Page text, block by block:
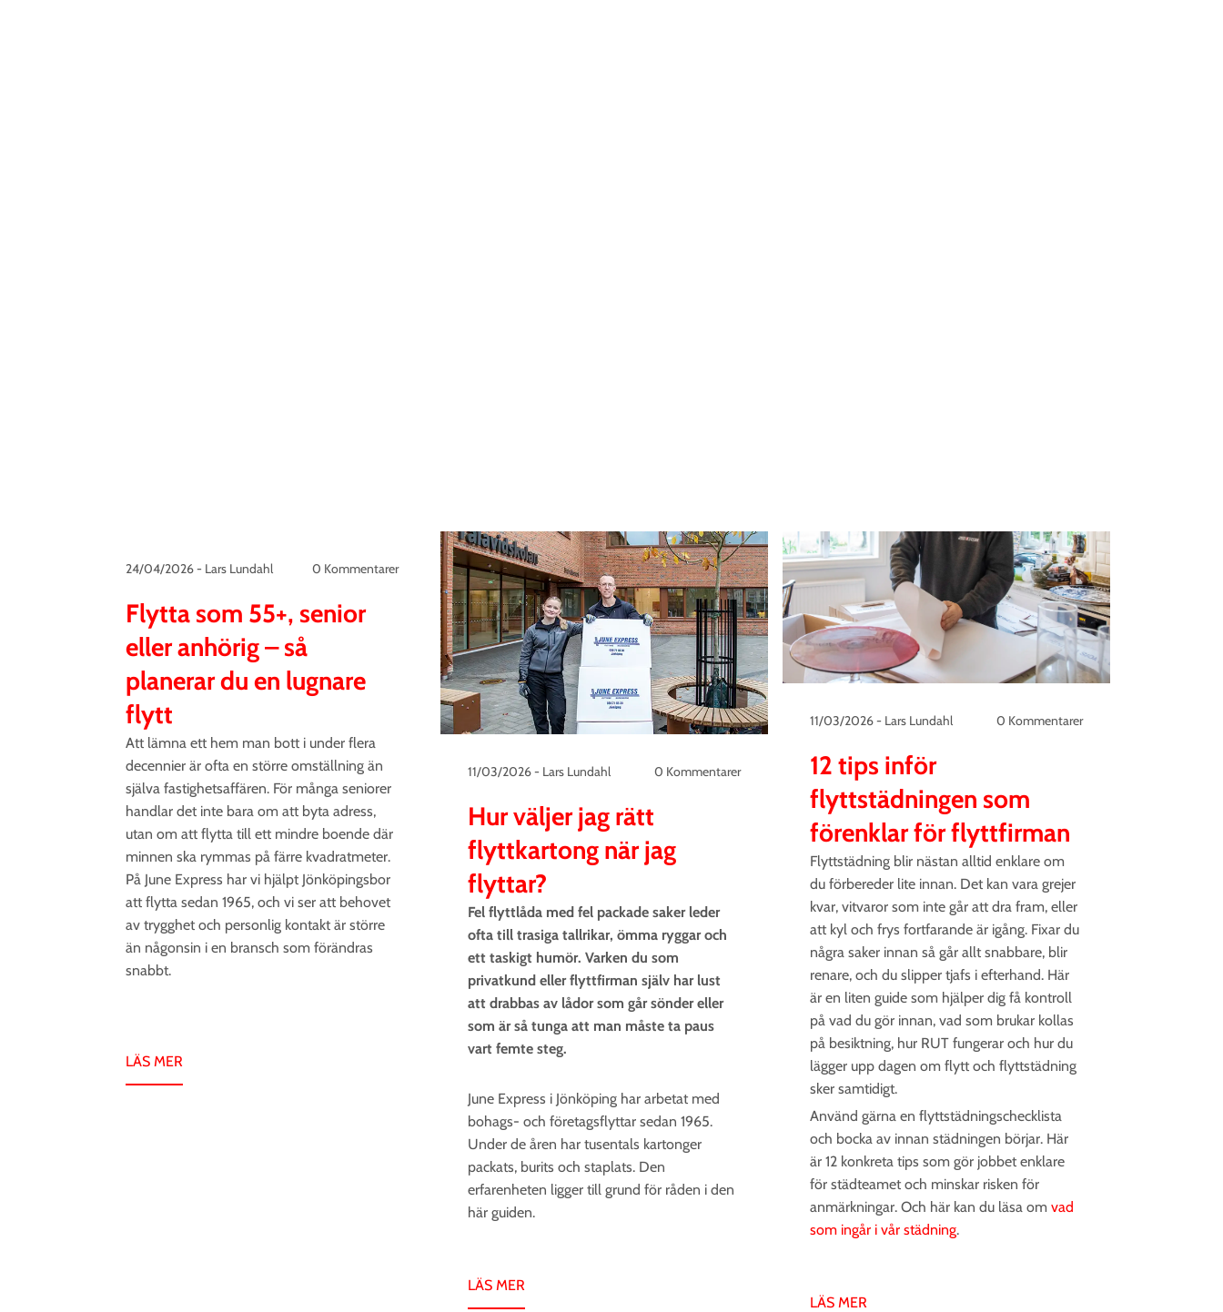
24/04/2026- Lars Lundahl 0 Kommentarer
Flytta som 55+, senior
eller anhörig – så
planerar du en lugnare
flytt
Att lämna ett hem man bott i under flera
decennier är ofta en större omställning än
själva fastighetsaffären. För många seniorer
handlar det inte bara om att byta adress,
utan om att flytta till ett mindre boende där
minnen ska rymmas på färre kvadratmeter.
På June Express har vi hjälpt Jönköpingsbor
att flytta sedan 1965, och vi ser att behovet
av trygghet och personlig kontakt är större
än någonsin i en bransch som förändras
snabbt.
LÄS MER
11/03/2026- Lars Lundahl 0 Kommentarer
Hur väljer jag rätt
flyttkartong när jag
flyttar?
Fel flyttlåda med fel packade saker leder
ofta till trasiga tallrikar, ömma ryggar och
ett taskigt humör. Varken du som
privatkund eller flyttfirman själv har lust
att drabbas av lådor som går sönder eller
som är så tunga att man måste ta paus
vart femte steg.
June Express i Jönköping har arbetat med
bohags- och företagsflyttar sedan 1965.
Under de åren har tusentals kartonger
packats, burits och staplats. Den
erfarenheten ligger till grund för råden i den
här guiden.
LÄS MER
11/03/2026- Lars Lundahl 0 Kommentarer
12 tips inför
flyttstädningen som
förenklar för flyttfirman
Flyttstädning blir nästan alltid enklare om
du förbereder lite innan. Det kan vara grejer
kvar, vitvaror som inte går att dra fram, eller
att kyl och frys fortfarande är igång. Fixar du
några saker innan så går allt snabbare, blir
renare, och du slipper tjafs i efterhand. Här
är en liten guide som hjälper dig få kontroll
på vad du gör innan, vad som brukar kollas
på besiktning, hur RUT fungerar och hur du
lägger upp dagen om flytt och flyttstädning
sker samtidigt.
Använd gärna en flyttstädningschecklista
och bocka av innan städningen börjar. Här
är 12 konkreta tips som gör jobbet enklare
för städteamet och minskar risken för
anmärkningar. Och här kan du läsa om vad
som ingår i vår städning.
LÄS MER